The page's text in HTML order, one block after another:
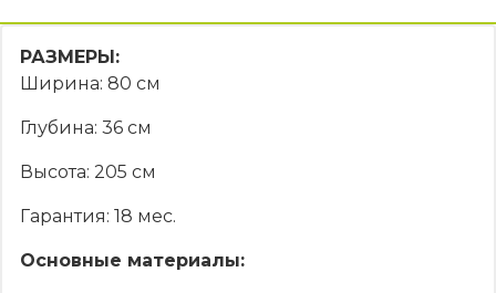
РАЗМЕРЫ:
Ширина: 80 см
Глубина: 36 см
Высота: 205 см
Гарантия: 18 мес.
Основные материалы: